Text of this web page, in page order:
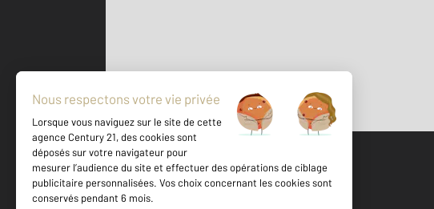
500 m ©Mappy
Votre agence est notée